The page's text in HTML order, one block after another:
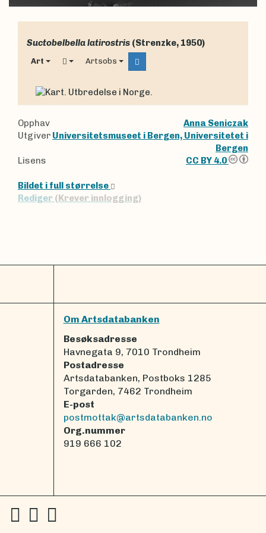
Suctobelbella latirostris (Strenzke, 1950)
Art Artsobs
Opphav
Anna Seniczak
Utgiver Universitetsmuseet i Bergen, Universitetet i
Bergen
Lisens
CC BY 4.0
Bildet i full størrelse
Rediger (Krever innlogging)
Om Artsdatabanken
Besøksadresse
Havnegata 9, 7010 Trondheim
Postadresse
Artsdatabanken, Postboks 1285
Torgarden, 7462 Trondheim
E-post
postmottak@artsdatabanken.no
Org.nummer
919 666 102